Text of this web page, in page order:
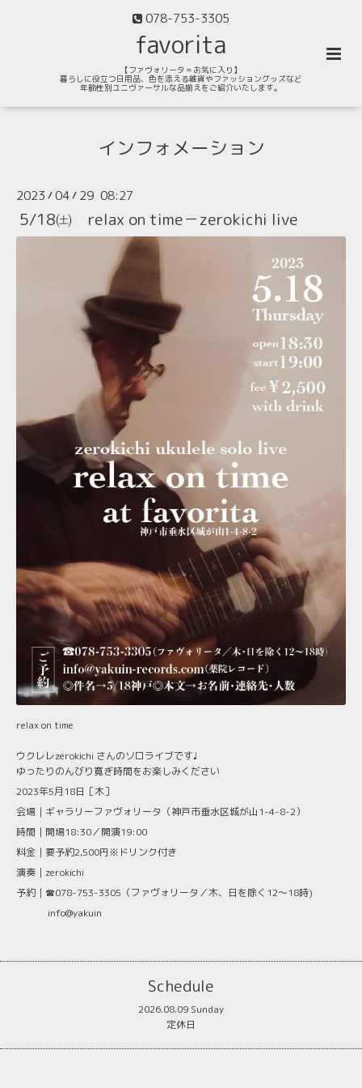
078-753-3305
favorita
【ファヴォリータ＝お気に入り】
暮らしに役立つ日用品、色を添える雑貨やファッショングッズなど
年齢性別ユニヴァーサルな品揃えをご紹介いたします。
インフォメーション
2023 /04/ 29 08:27
5/18㈯ relax on time－zerokichi live
relax on time
ウクレレzerokichi さんのソロライブです♩
ゆったりのんびり寛ぎ時間をお楽しみください
2023年5月18日［木］
会場｜ギャラリーファヴォリータ（神戸市垂水区城が山1-4-8-2）
時間｜開場18:30／開演19:00
料金｜要予約2,500円※ドリンク付き
演奏｜zerokichi
予約｜☎078-753-3305（ファヴォリータ／木、日を除く12〜18時)
info@yakuin
Schedule
2026.08.09 Sunday
定休日